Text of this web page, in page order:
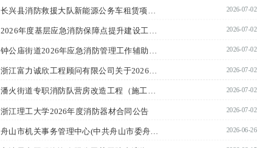
2026-07-02
2026-07-02
钟公庙街道2026年应急消防管理工作辅助服务项目合同公告 2026-07-02
浙江富力诚欣工程顾问有限公司关于2026年广陈镇专职消防队购买第三方消防救援服务的公开招标公告 2026-07-02
潘火街道专职消防队营房改造工程（施工）合同公告 2026-07-02
浙江理工大学2026年度消防器材合同公告 2026-07-02
2026-06-26